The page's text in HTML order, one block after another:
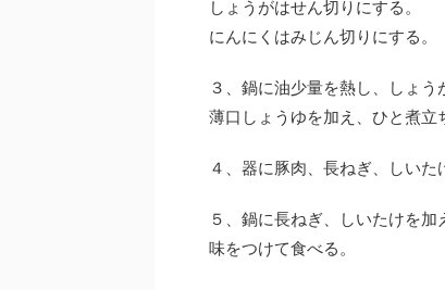
しょうがはせん切りにする。
にんにくはみじん切りにする。
３、鍋に油少量を熱し、しょう
薄口しょうゆを加え、ひと煮立
４、器に豚肉、長ねぎ、しいた
５、鍋に長ねぎ、しいたけを
味をつけて食べる。